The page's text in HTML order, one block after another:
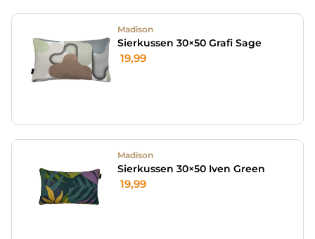
Madison
Sierkussen 30×50 Grafi Sage
19,99
Madison
Sierkussen 30×50 Iven Green
19,99